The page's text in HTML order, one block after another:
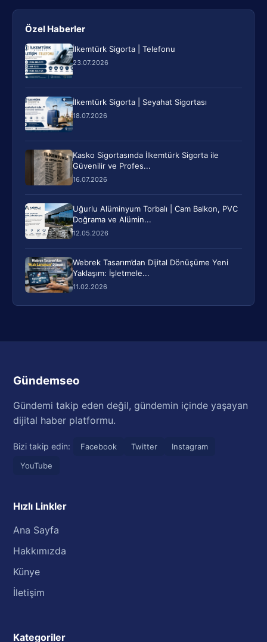
Özel Haberler
İlkemtürk Sigorta | Telefonu
23.07.2026
İlkemtürk Sigorta | Seyahat Sigortası
18.07.2026
Kasko Sigortasında İlkemtürk Sigorta ile
Güvenilir ve Profes...
16.07.2026
Uğurlu Alüminyum Torbalı | Cam Balkon, PVC
Doğrama ve Alümin...
12.05.2026
Webrek Tasarım’dan Dijital Dönüşüme Yeni
Yaklaşım: İşletmele...
11.02.2026
Gündemseo
Gündemi takip eden değil, gündemin içinde yaşayan
dijital haber platformu.
Bizi takip edin: Facebook Twitter
Instagram
YouTube
Hızlı Linkler
Ana Sayfa
Hakkımızda
Künye
İletişim
Kategoriler